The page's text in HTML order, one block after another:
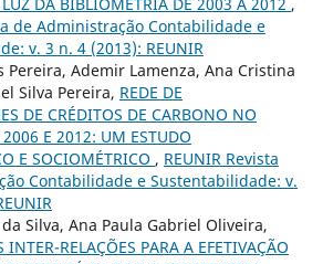
DA BIBLIOMETRIA DE 2003 A 2012 ,
de Administração Contabilidade e
v. 3 n. 4 (2013): REUNIR
Pereira, Ademir Lamenza, Ana Cristina
Silva Pereira, REDE DE
DE CRÉDITOS DE CARBONO NO
2006 E 2012: UM ESTUDO
E SOCIOMÉTRICO , REUNIR Revista
Contabilidade e Sustentabilidade: v.
Silva, Ana Paula Gabriel Oliveira,
RELAÇÕES PARA A EFETIVAÇÃO